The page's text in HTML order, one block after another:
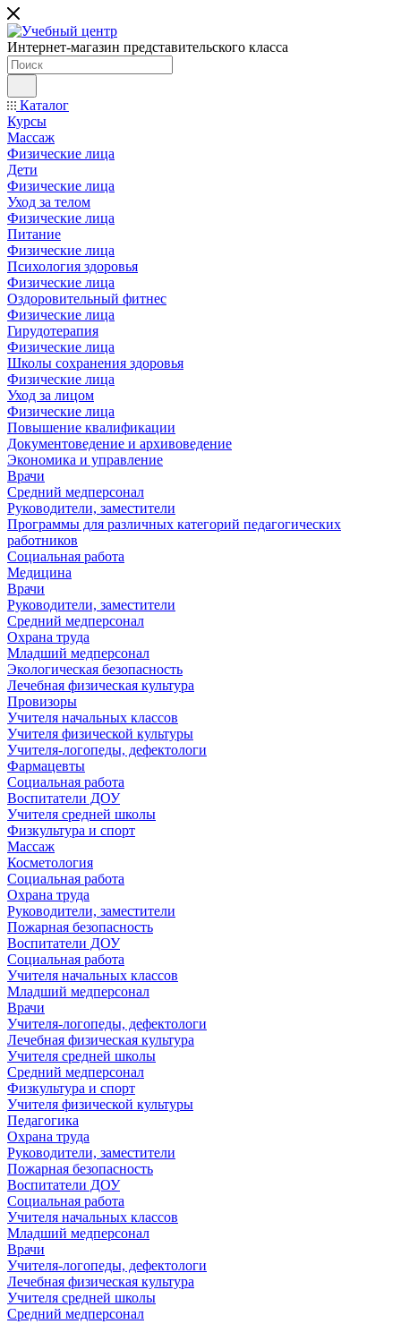
Интернет-магазин представительского класса
Каталог
Курсы
Массаж
Физические лица
Дети
Физические лица
Уход за телом
Физические лица
Питание
Физические лица
Психология здоровья
Физические лица
Оздоровительный фитнес
Физические лица
Гирудотерапия
Физические лица
Школы сохранения здоровья
Физические лица
Уход за лицом
Физические лица
Повышение квалификации
Документоведение и архивоведение
Экономика и управление
Врачи
Средний медперсонал
Руководители, заместители
Программы для различных категорий педагогических
работников
Социальная работа
Медицина
Врачи
Руководители, заместители
Средний медперсонал
Охрана труда
Младший медперсонал
Экологическая безопасность
Лечебная физическая культура
Провизоры
Учителя начальных классов
Учителя физической культуры
Учителя-логопеды, дефектологи
Фармацевты
Социальная работа
Воспитатели ДОУ
Учителя средней школы
Физкультура и спорт
Массаж
Косметология
Социальная работа
Охрана труда
Руководители, заместители
Пожарная безопасность
Воспитатели ДОУ
Социальная работа
Учителя начальных классов
Младший медперсонал
Врачи
Учителя-логопеды, дефектологи
Лечебная физическая культура
Учителя средней школы
Средний медперсонал
Физкультура и спорт
Учителя физической культуры
Педагогика
Охрана труда
Руководители, заместители
Пожарная безопасность
Воспитатели ДОУ
Социальная работа
Учителя начальных классов
Младший медперсонал
Врачи
Учителя-логопеды, дефектологи
Лечебная физическая культура
Учителя средней школы
Средний медперсонал